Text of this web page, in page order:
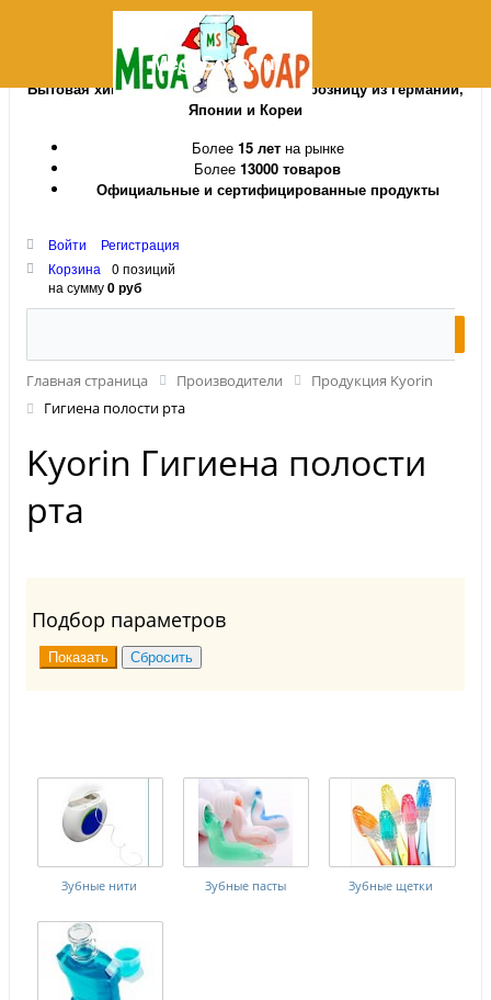
MegaSoap.ru
Бытовая химия и косметика оптом и в розницу из Германии,
Японии и Кореи
Более 15 летна рынке
Более 13000 товаров
Официальные и сертифицированные продукты
Войти
Регистрация
Корзина
0 позиций
на сумму0 руб
Главная страница Производители
Продукция Kyorin
Гигиена полости рта
Kyorin Гигиена полости
рта
Подбор параметров
Зубные нити Зубные пасты Зубные щетки